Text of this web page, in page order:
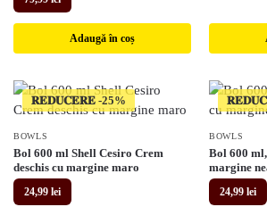
Adaugă în coș
𝐑𝐄𝐃𝐔𝐂𝐄𝐑𝐄
BOWLS
Bol 600 ml Shell Cesiro Crem
deschis cu margine maro
24,99 lei
BOWLS
Bol 600
margine
24,99 lei